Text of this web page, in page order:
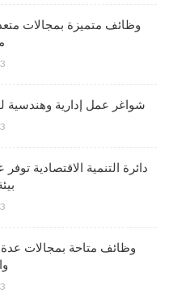
وظائف متميزة بمجالات
3 أيام منذ
شواغر عمل إدارية وهندسية
3 أيام منذ
دائرة التنمية الاقتصادية
3 أيام منذ
وظائف متاحة بمجالات عدة
3 أيام منذ